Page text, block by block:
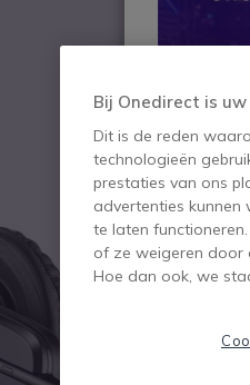
Bij Onedirect is
Dit is de reden
technologieën
prestaties van ons
advertenties kunnen
te laten
of ze weigeren door
Hoe dan ook, we